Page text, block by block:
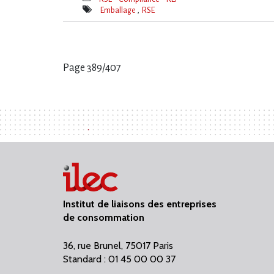
Thèmes(s)
Mot(s)-
Emballage RSE
Page 389/407
Institut de liaisons des entreprises
de consommation
36, rue Brunel, 75017 Paris
Standard : 01 45 00 00 37